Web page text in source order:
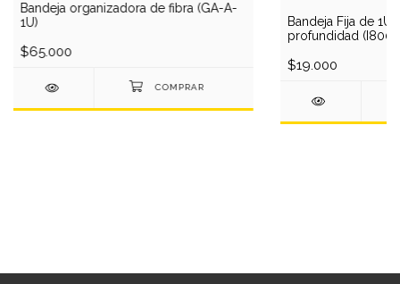
Bandeja organizadora de fibra (GA-A-
1U)
$65.000
Bandeja Fija de 1U
profundidad
$19.000